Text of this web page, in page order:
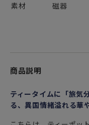
素材
磁器
商品説明
ティータイムに「旅気
る、異国情緒溢れる華